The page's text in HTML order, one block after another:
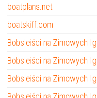
boatplans.net
boatskiff.com
Bobsleiści na Zimowych
Bobsleiści na Zimowych
Bobsleiści na Zimowych